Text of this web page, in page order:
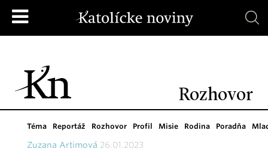
Rozhovor
Téma Reportáž Rozhovor Profil Misie Rodina Poradňa
Zuzana Artimová 26.01.2023